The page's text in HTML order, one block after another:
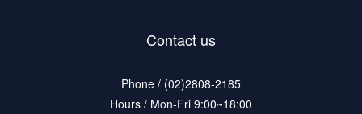
Contact us
Phone / (02)2808-2185
Hours / Mon-Fri 9:00~18:00